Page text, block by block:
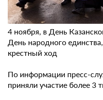
4 ноября, в День
День народного
крестный ход
По информации пресс-
приняли участие более 3